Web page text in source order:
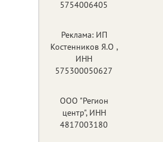
5754006405
Реклама: ИП
Костенников Я.О ,
ИНН
575300050627
ООО "Регион
центр", ИНН
4817003180